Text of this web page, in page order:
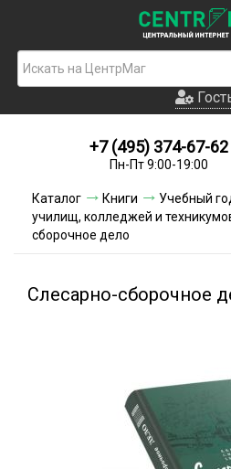
Новинки
Условия
+7 (495) 374-67-62
Пн-Пт 9:00-19:00
Каталог Книги Учебный
училищ, колледжей и
сборочное дело
Слесарно-сборочное